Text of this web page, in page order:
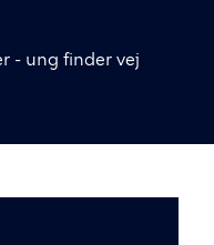
- ung finder vej